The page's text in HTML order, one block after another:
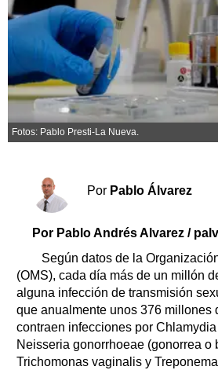
Turismo
Es viral
El tiempo
Cartón Lleno
Fúnebres
Clasificados
Suplementos
Loterías
Datos
Fúnebres
Edictos
Teléfonos
Fotos: Pablo Presti-La Nueva.
Por Pablo Álvarez
Por Pablo Andrés Alvarez /
Según datos de la
(OMS), cada día más de un millón
alguna infección de transmisión
que anualmente unos 376 millones
contraen infecciones por
Neisseria gonorrhoeae (gonorrea o
Trichomonas vaginalis y